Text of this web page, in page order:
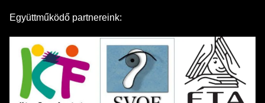
Együttműködő partnereink: